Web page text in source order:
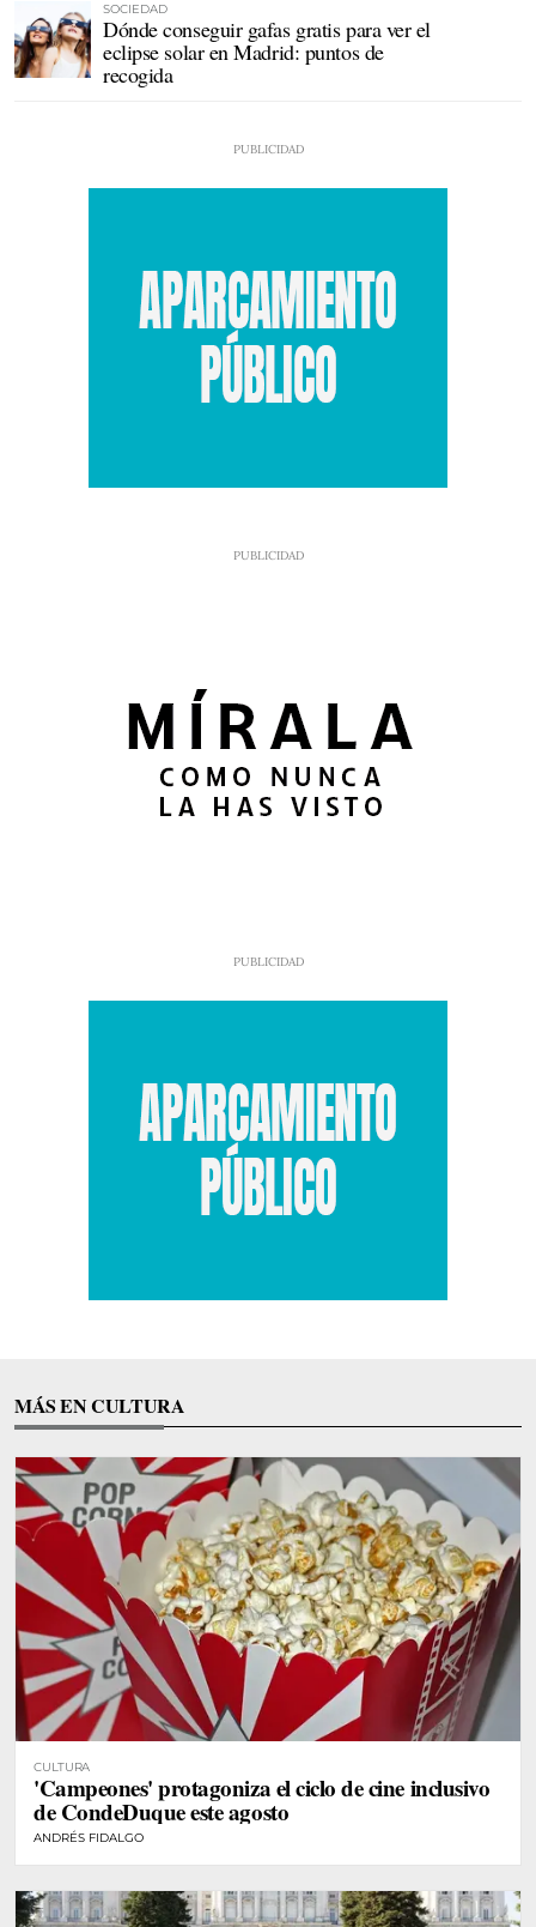
SOCIEDAD
Dónde conseguir gafas gratis para ver el
eclipse solar en Madrid: puntos de
recogida
MÁS EN CULTURA
CULTURA
'Campeones' protagoniza el ciclo de cine inclusivo
de CondeDuque este agosto
ANDRÉS FIDALGO